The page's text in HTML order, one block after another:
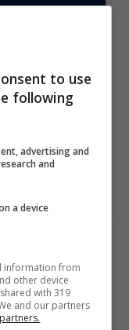
a 50€ di
fino a 50€ di
2.050€
to use
following
advertising and
and
a device
information from
other device
with 319
and our partners